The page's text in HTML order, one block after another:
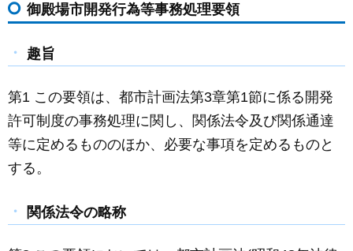
c
e
b
o
o
k
ail ss
n
g
er
e
御殿場市開発行為等事務処理要領
趣旨
第1 この要領は、都市計画法第3章第1節に係る開発
許可制度の事務処理に関し、関係法令及び関係通達
等に定めるもののほか、必要な事項を定めるものと
する。
関係法令の略称